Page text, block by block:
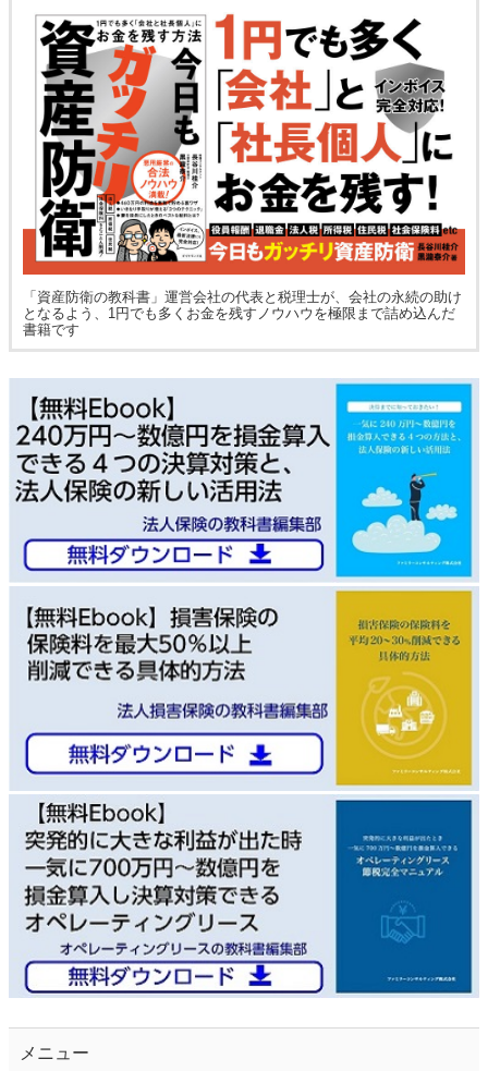
「資産防衛の教科書」運営会社の代表と税理士が、会社の永続の助け
となるよう、1円でも多くお金を残すノウハウを極限まで詰め込んだ
書籍です
メニュー